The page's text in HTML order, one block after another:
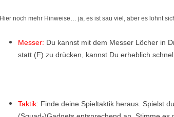
Hier noch mehr Hinweise… ja, es ist sau viel, aber es lohnt
Messer: Du kannst mit dem Messer Löcher in
statt (F) zu drücken, kannst Du erheblich
Taktik: Finde deine Spieltaktik heraus. Spielst